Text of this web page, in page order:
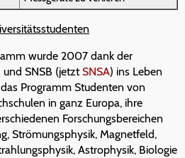
wurde 2007 dank der
und SNSB (jetzt SNSA) ins Leben
Programm Studenten von
in ganz Europa, ihre
Forschungsbereichen
Strömungsphysik, Magnetfeld,
Astrophysik, Biologie